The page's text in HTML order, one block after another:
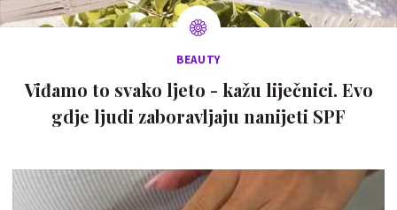
BEAUTY
Viđamo to svako ljeto - kažu liječnici. Evo
gdje ljudi zaboravljaju nanijeti SPF